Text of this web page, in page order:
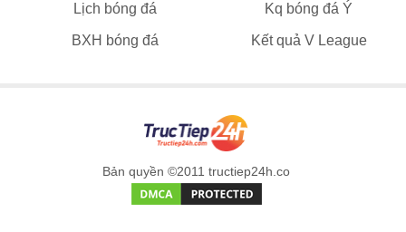
Lịch bóng đá Kq bóng đá Ý
BXH bóng đá Kết quả V League
Bản quyền ©2011 tructiep24h.co